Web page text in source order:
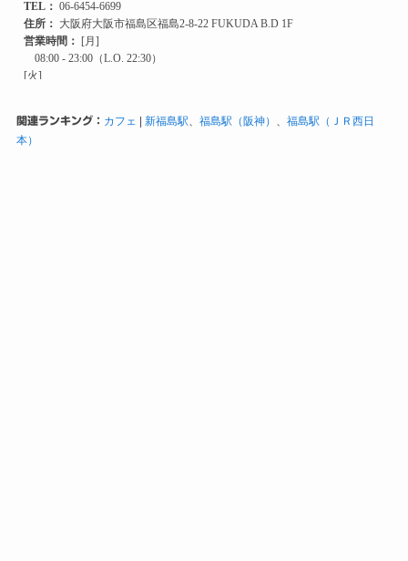
関連ランキング： カフェ 新福島駅、 福島駅（阪神） 、 福島駅（ＪＲ西日
本）